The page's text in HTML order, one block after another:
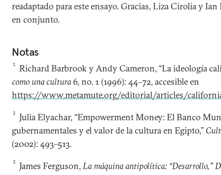
readaptado para este ensayo. Gracias, Liza Cirolia y
en conjunto.
Notas
1
Richard Barbrook y Andy Cameron, “La ideología
como una cultura 6, no. 1 (1996): 44–72, accesible en
https://www.metamute.org/editorial/articles/
2
Julia Elyachar, “Empowerment Money: El Banco
gubernamentales y el valor de la cultura en Egipto,”
(2002): 493–513.
3 James Ferguson,La máquina antipolítica: “Desarrollo,”